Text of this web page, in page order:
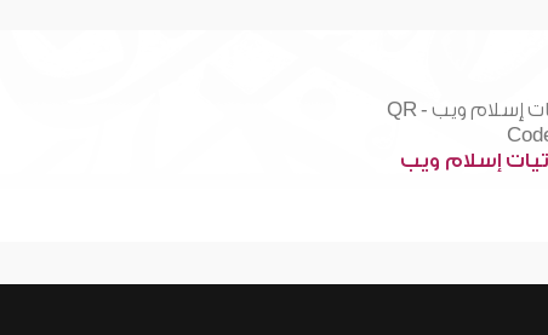
إسلام ويب